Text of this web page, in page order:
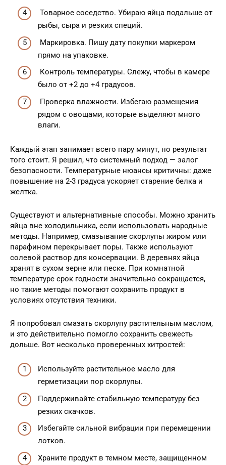
Товарное соседство. Убираю яйца подальше от
рыбы, сыра и резких специй.
Маркировка. Пишу дату покупки маркером
прямо на упаковке.
Контроль температуры. Слежу, чтобы в камере
было от +2 до +4 градусов.
Проверка влажности. Избегаю размещения
рядом с овощами, которые выделяют много
влаги.
Каждый этап занимает всего пару минут, но результат
того стоит. Я решил, что системный подход — залог
безопасности. Температурные нюансы критичны: даже
повышение на 2-3 градуса ускоряет старение белка и
желтка.
Существуют и альтернативные способы. Можно хранить
яйца вне холодильника, если использовать народные
методы. Например, смазывание скорлупы жиром или
парафином перекрывает поры. Также используют
солевой раствор для консервации. В деревнях яйца
хранят в сухом зерне или песке. При комнатной
температуре срок годности значительно сокращается,
но такие методы помогают сохранить продукт в
условиях отсутствия техники.
Я попробовал смазать скорлупу растительным маслом,
и это действительно помогло сохранить свежесть
дольше. Вот несколько проверенных хитростей:
Используйте растительное масло для
герметизации пор скорлупы.
Поддерживайте стабильную температуру без
резких скачков.
Избегайте сильной вибрации при перемещении
лотков.
Храните продукт в темном месте, защищенном